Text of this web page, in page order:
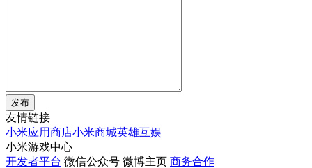
发布
友情链接
小米应用商店小米商城英雄互娱
小米游戏中心
开发者平台 微信公众号 微博主页 商务合作